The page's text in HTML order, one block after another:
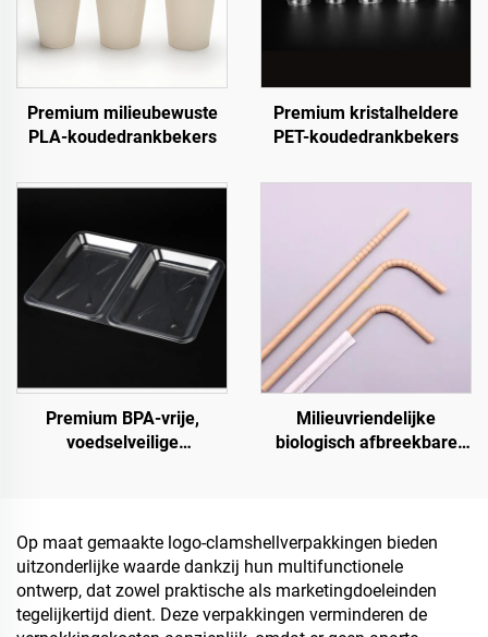
Premium milieubewuste
PLA-koudedrankbekers
Premium kristalheldere
PET-koudedrankbekers
Premium BPA-vrije,
voedselveilige
Milieuvriendelijke
biologisch afbreekbare
Op maat gemaakte logo-clamshellverpakkingen bieden
uitzonderlijke waarde dankzij hun multifunctionele
ontwerp, dat zowel praktische als marketingdoeleinden
tegelijkertijd dient. Deze verpakkingen verminderen de